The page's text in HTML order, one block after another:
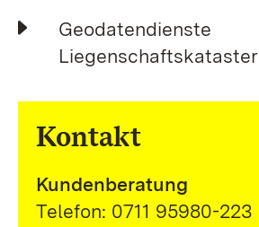
Geodatendienste
Liegenschaftskataster
Kontakt
Kundenberatung
Telefon: 0711 95980-223